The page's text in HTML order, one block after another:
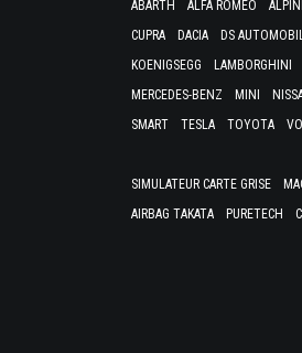
ABARTH ALFA ROMEO
CUPRA
DACIA DS
KOENIGSEGG
LAMBORGHINI
MERCEDES-BENZ
MINI
SMART
TESLA TOYOTA
SIMULATEUR CARTE GRISE
AIRBAG TAKATA
PURETECH